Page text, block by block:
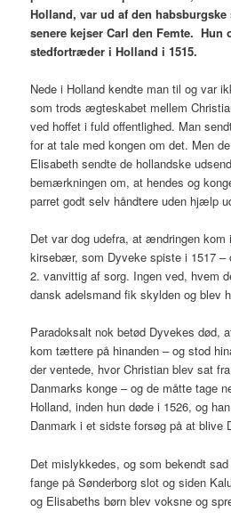
Holland, var ud af den
senere kejser Carl den Femte. Hun
stedfortræder i Holland i 1515.
Nede i Holland kendte man til og var
som trods ægteskabet mellem
ved hoffet i fuld offentlighed. Man
for at tale med kongen om det. Men
Elisabeth sendte de hollandske
bemærkningen om, at hendes og
parret godt selv håndtere uden hjælp
Det var dog udefra, at ændringen kom
kirsebær, som Dyveke spiste i 1517 –
2. vanvittig af sorg. Ingen ved, hvem
dansk adelsmand fik skylden og blev
Paradoksalt nok betød Dyvekes død,
kom tættere på hinanden – og stod
der ventede, hvor Christian blev sat
Danmarks konge – og de måtte tage
Holland, inden hun døde i 1526, og
Danmark i et sidste forsøg på at blive
Det mislykkedes, og som bekendt
fange på Sønderborg slot og siden
og Elisabeths børn blev voksne og